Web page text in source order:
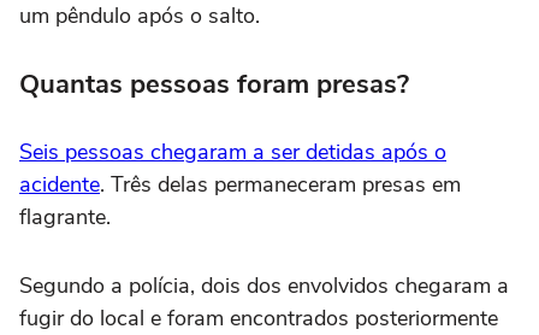
um pêndulo após o salto.
Quantas pessoas foram presas?
Seis pessoas chegaram a ser detidas após o
acidente. Três delas permaneceram presas em
flagrante.
Segundo a polícia, dois dos envolvidos chegaram a
fugir do local e foram encontrados posteriormente